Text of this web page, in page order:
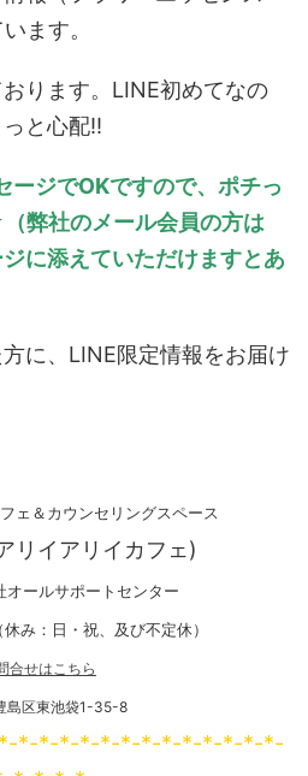
ます。
ります。LINE初めてなの
と心配!!
ージでOKですので、ポチっ
弊社のメール会員の方は
ジに添えていただけますとあ
に、LINE限定情報をお届け
ェ＆カウンセリングスペース
リイアリイカフェ)
オールサポートセンター
み：日・祝、及び不定休）
合せはこちら
島区東池袋1-35-8
*-*-*-*-*-*-*-*-*-*-*-*-*-